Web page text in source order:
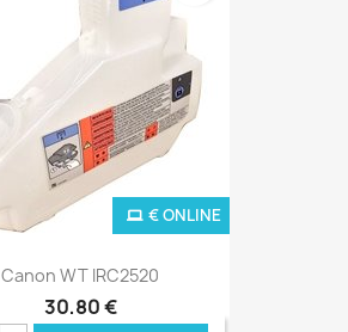
Canon WT IRC2520
30,80 €
€ ONLINE